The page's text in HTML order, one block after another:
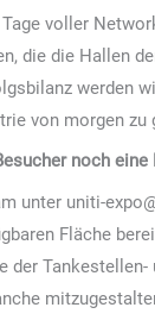
voller
die die Hallen
werden
von morgen zu
noch
unter uniti-
Fläche